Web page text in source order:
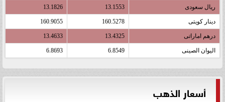
ريال سعودى 13.1553
13.1826
دينار كويتى 160.5278
160.9055
درهم اماراتى 13.4325
13.4633
اليوان الصينى 6.8549
6.8693
أسعار الذهب